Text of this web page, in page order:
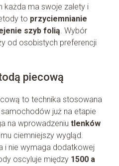
każda ma swoje zalety i
to przyciemnianie
szyb folią. Wybór
od osobistych preferencji
piecową
to technika stosowana
już na etapie
na wprowadzeniu tlenków
ciemniejszy wygląd.
i nie wymaga dodatkowej
oscyluje między 1500 a